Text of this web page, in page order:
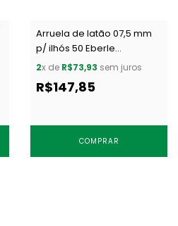
Arruela de latão 07,5 mm
p/ ilhós 50 Eberle
AR.130.075.25.L NIQ c/ 1000
2x de R$73,93 sem juros
R$147,85
COMPRAR